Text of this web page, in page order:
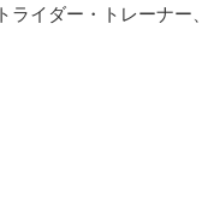
イダー・トレーナー